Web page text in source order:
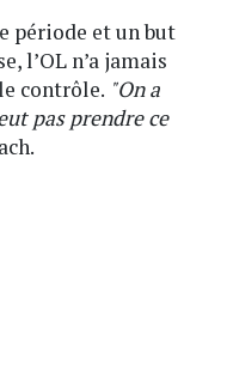
période et un but
l’OL n’a jamais
contrôle. "On a
pas prendre ce